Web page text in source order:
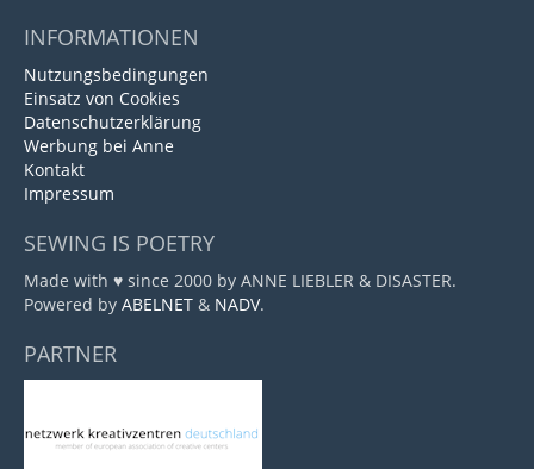
INFORMATIONEN
Nutzungsbedingungen
Einsatz von Cookies
Datenschutzerklärung
Werbung bei Anne
Kontakt
Impressum
SEWING IS POETRY
Made with ♥ since 2000 by ANNE LIEBLER & DISASTER.
Powered by ABELNET & NADV.
PARTNER